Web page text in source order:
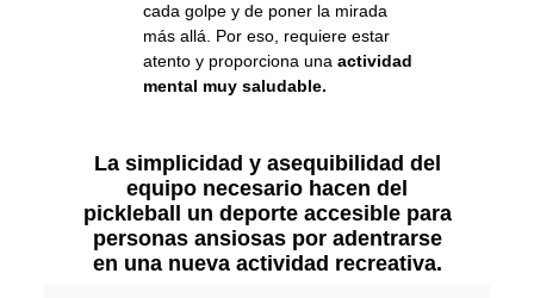
cada golpe y de poner la mirada
más allá. Por eso, requiere estar
atento y proporciona unaactividad
mental muy saludable.
La simplicidad y asequibilidad del
equipo necesario hacen del
pickleball un deporte accesible para
personas ansiosas por adentrarse
en una nueva actividad recreativa.